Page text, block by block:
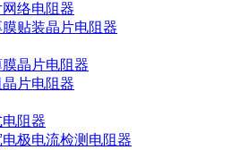
络电阻器
贴装晶片电阻器
晶片电阻器
片电阻器
阻器
极电流检测电阻器